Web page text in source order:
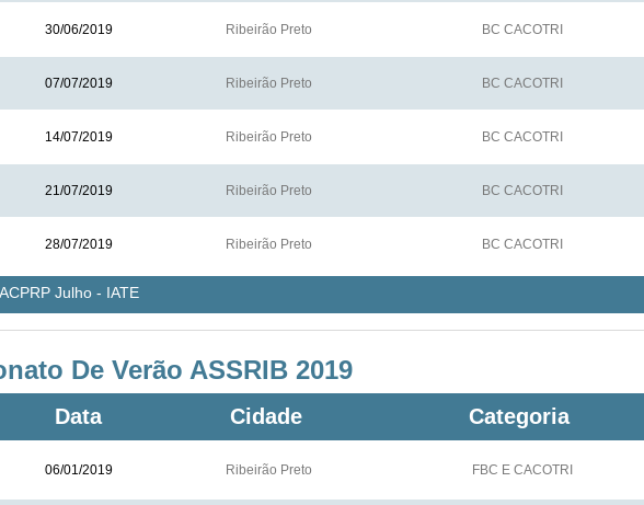
30/06/2019 Ribeirão Preto BC CACOTRI
07/07/2019 Ribeirão Preto BC CACOTRI
14/07/2019 Ribeirão Preto BC CACOTRI
21/07/2019 Ribeirão Preto BC CACOTRI
28/07/2019 Ribeirão Preto BC CACOTRI
Julho - IATE
De Verão ASSRIB 2019
Data Cidade Categoria
06/01/2019 Ribeirão Preto FBC E CACOTRI